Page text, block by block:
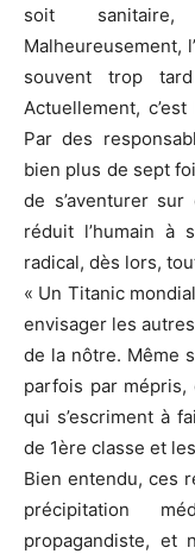
soit
Malheureusement,
souvent trop
Actuellement,
Par des
bien plus de sept
de s’aventurer
réduit l’humain à
radical, dès lors,
« Un Titanic
envisager les
de la nôtre. Même
parfois par
qui s’escriment à
de 1ère classe et
Bien entendu, ces
précipitation
propagandiste, et